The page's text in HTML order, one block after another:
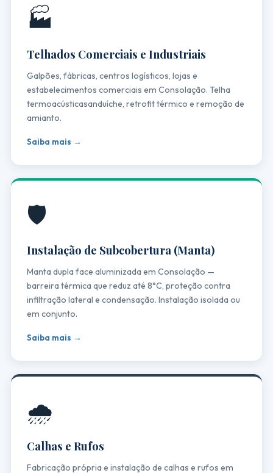
🏭
Telhados Comerciais e Industriais
Galpões, fábricas, centros logísticos, lojas e
estabelecimentos comerciais em Consolação. Telha
termoacústicasanduíche, retrofit térmico e remoção de
amianto.
Saiba mais →
🛡️
Instalação de Subcobertura (Manta)
Manta dupla face aluminizada em Consolação —
barreira térmica que reduz até 8°C, proteção contra
infiltração lateral e condensação. Instalação isolada ou
em conjunto.
Saiba mais →
🌧️
Calhas e Rufos
Fabricação própria e instalação de calhas e rufos em